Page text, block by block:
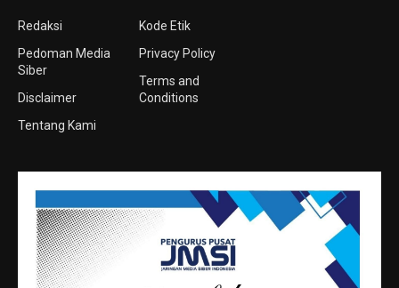
Redaksi
Pedoman Media
Siber
Disclaimer
Tentang Kami
Kode Etik
Privacy Policy
Terms and
Conditions